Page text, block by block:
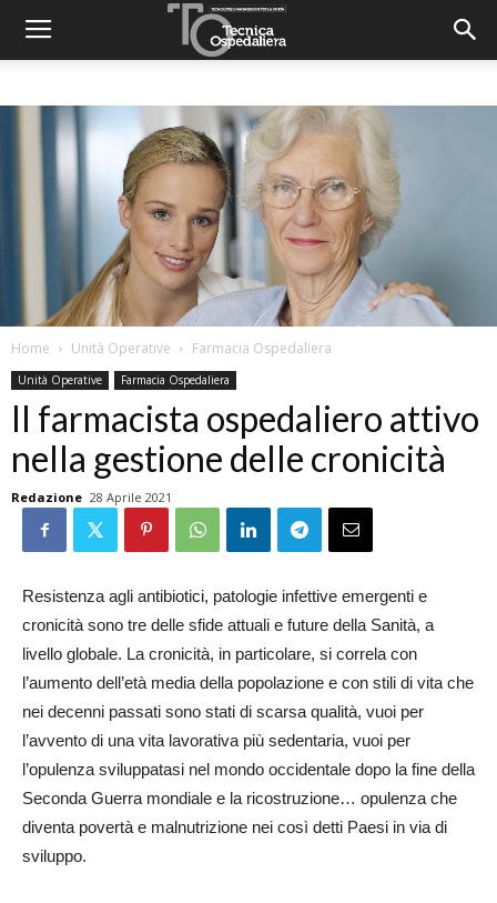
Home Unità Operative Farmacia Ospedaliera
Unità Operative Farmacia Ospedaliera
Il farmacista ospedaliero attivo
nella gestione delle cronicità
Redazione 28 Aprile 2021
Resistenza agli antibiotici, patologie infettive emergenti e
cronicità sono tre delle sfide attuali e future della Sanità, a
livello globale. La cronicità, in particolare, si correla con
l’aumento dell’età media della popolazione e con stili di vita che
nei decenni passati sono stati di scarsa qualità, vuoi per
l’avvento di una vita lavorativa più sedentaria, vuoi per
l’opulenza sviluppatasi nel mondo occidentale dopo la fine della
Seconda Guerra mondiale e la ricostruzione… opulenza che
diventa povertà e malnutrizione nei così detti Paesi in via di
sviluppo.